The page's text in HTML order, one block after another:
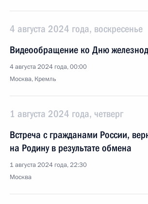
4 августа 2024 года, воскресенье
Видеообращение ко Дню
4 августа 2024 года, 00:00
Москва, Кремль
1 августа 2024 года, четверг
Встреча с гражданами России,
на Родину в результате обмена
1 августа 2024 года, 22:30
Москва